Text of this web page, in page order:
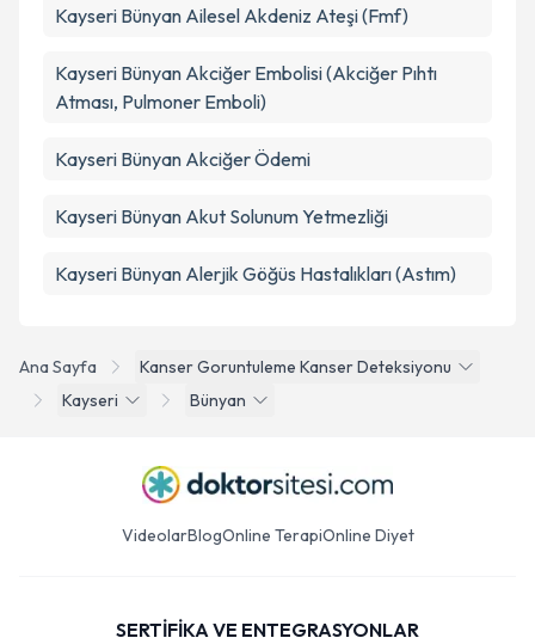
Ana Sayfa
Kanser Goruntuleme Kanser Deteksiyonu
Kayseri
Bünyan
Kayseri Bünyan Ailesel Akdeniz Ateşi (Fmf)
Kayseri Bünyan Akciğer Embolisi (Akciğer Pıhtı
Atması, Pulmoner Emboli)
Kayseri Bünyan Akciğer Ödemi
Kayseri Bünyan Akut Solunum Yetmezliği
Kayseri Bünyan Alerjik Göğüs Hastalıkları (Astım)
VideolarBlogOnline TerapiOnline Diyet
SERTİFİKA VE ENTEGRASYONLAR